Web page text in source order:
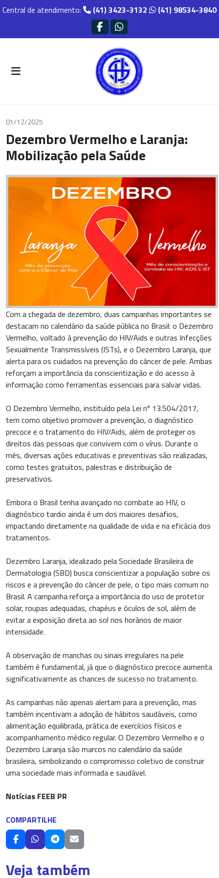
Central de atendimento: (41) 3423-3132 (41) 98534-3840
01/12/2025
Dezembro Vermelho e Laranja:
Mobilização pela Saúde
Com a chegada de dezembro, duas campanhas importantes se
destacam no calendário da saúde pública no Brasil: o Dezembro
Vermelho, voltado à prevenção do HIV/Aids e outras Infecções
Sexualmente Transmissíveis (ISTs), e o Dezembro Laranja, que
alerta para os cuidados na prevenção do câncer de pele. Ambas
reforçam a importância da conscientização e do acesso à
informação como ferramentas essenciais para salvar vidas.
O Dezembro Vermelho, instituído pela Lei nº 13.504/2017,
tem como objetivo promover a prevenção, o diagnóstico
precoce e o tratamento do HIV/Aids, além de proteger os
direitos das pessoas que convivem com o vírus. Durante o
mês, diversas ações educativas e preventivas são realizadas,
como testes gratuitos, palestras e distribuição de
preservativos.
Embora o Brasil tenha avançado no combate ao HIV, o
diagnóstico tardio ainda é um dos maiores desafios,
impactando diretamente na qualidade de vida e na eficácia dos
tratamentos.
Dezembro Laranja, idealizado pela Sociedade Brasileira de
Dermatologia (SBD) busca conscientizar a população sobre os
riscos e a prevenção do câncer de pele, o tipo mais comum no
Brasil. A campanha reforça a importância do uso de protetor
solar, roupas adequadas, chapéus e óculos de sol, além de
evitar a exposição direta ao sol nos horários de maior
intensidade.
A observação de manchas ou sinais irregulares na pele
também é fundamental, já que o diagnóstico precoce aumenta
significativamente as chances de sucesso no tratamento.
As campanhas não apenas alertam para a prevenção, mas
também incentivam a adoção de hábitos saudáveis, como
alimentação equilibrada, prática de exercícios físicos e
acompanhamento médico regular. O Dezembro Vermelho e o
Dezembro Laranja são marcos no calendário da saúde
brasileira, simbolizando o compromisso coletivo de construir
uma sociedade mais informada e saudável.
Notícias FEEB PR
COMPARTILHE
Veja também